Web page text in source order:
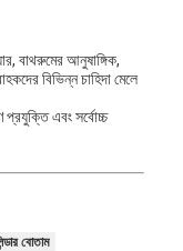
বাথরুমের আনুষাঙ্গিক,
বিভিন্ন চাহিদা মেলে
প্রযুক্তি এবং সর্বোচ্চ
বোতাম